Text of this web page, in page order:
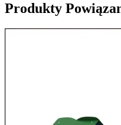
Produkty